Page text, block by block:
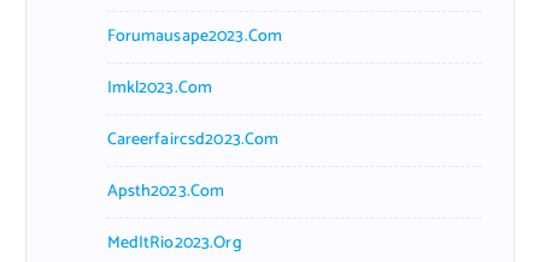
Forumausape2023.com
Imkl2023.com
Careerfaircsd2023.com
Apsth2023.com
MedItRio2023.org